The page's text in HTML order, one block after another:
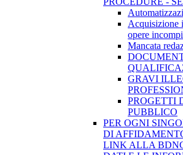
Acquisizione
opere
Mancata
GRAVI
PROGETTI
PUBBLICO
PER OGNI
DI
LINK ALLA